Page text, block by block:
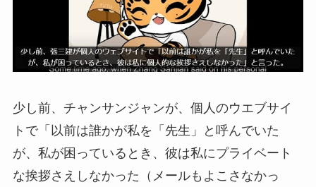
少し前、チャンサンジャンが、個人のウエブサイ
トで「以前は誰かが私を「先生」と呼んでいた
が、私が困っているとき、彼は私にプライベート
な挨拶さえしなかった（メールもよこさなかっ